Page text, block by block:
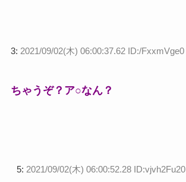
3: 2021/09/02(木) 06:00:37.62 ID:/FxxmVge0
ちゃうぞ？ア○なん？
5: 2021/09/02(木) 06:00:52.28 ID:vjvh2Fu20